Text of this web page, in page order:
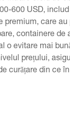
600 USD,
care au
containere
o evitare mai
prețului,
curățare din ce